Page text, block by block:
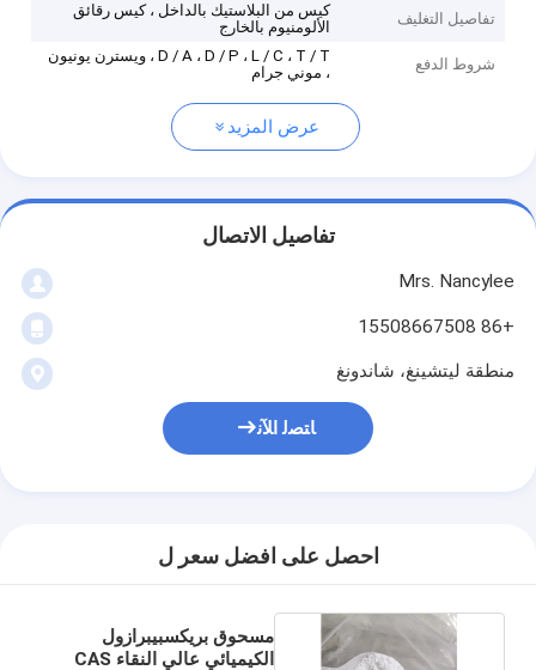
تفاصيل التغليف
كيس من البلاستيك بالداخل ، كيس رقائق
الألومنيوم بالخارج
شروط الدفع
D / A ، D / P ، L / C ، T / T ، ويسترن يونيون
، موني جرام
عرض المزيد
تفاصيل الاتصال
Mrs. Nancylee
+86 15508667508
منطقة ليتشينغ، شاندونغ
ﺎﺘﺼﻟ ﺍﻶﻧ
احصل على افضل سعر ل
مسحوق بريكسبيبرازول
الكيميائي عالي النقاء CAS